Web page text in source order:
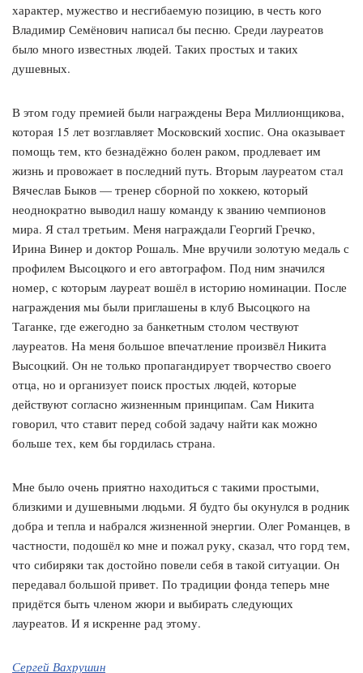
характер, мужество и несгибаемую позицию, в честь кого
Владимир Семёнович написал бы песню. Среди лауреатов
было много известных людей. Таких простых и таких
душевных.
В этом году премией были награждены Вера Миллионщикова,
которая 15 лет возглавляет Московский хоспис. Она оказывает
помощь тем, кто безнадёжно болен раком, продлевает им
жизнь и провожает в последний путь. Вторым лауреатом стал
Вячеслав Быков — тренер сборной по хоккею, который
неоднократно выводил нашу команду к званию чемпионов
мира. Я стал третьим. Меня награждали Георгий Гречко,
Ирина Винер и доктор Рошаль. Мне вручили золотую медаль с
профилем Высоцкого и его автографом. Под ним значился
номер, с которым лауреат вошёл в историю номинации. После
награждения мы были приглашены в клуб Высоцкого на
Таганке, где ежегодно за банкетным столом чествуют
лауреатов. На меня большое впечатление произвёл Никита
Высоцкий. Он не только пропагандирует творчество своего
отца, но и организует поиск простых людей, которые
действуют согласно жизненным принципам. Сам Никита
говорил, что ставит перед собой задачу найти как можно
больше тех, кем бы гордилась страна.
Мне было очень приятно находиться с такими простыми,
близкими и душевными людьми. Я будто бы окунулся в родник
добра и тепла и набрался жизненной энергии. Олег Романцев, в
частности, подошёл ко мне и пожал руку, сказал, что горд тем,
что сибиряки так достойно повели себя в такой ситуации. Он
передавал большой привет. По традиции фонда теперь мне
придётся быть членом жюри и выбирать следующих
лауреатов. И я искренне рад этому.
Сергей Вахрушин